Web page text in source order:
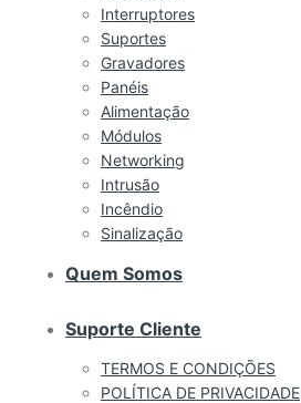
Interruptores
Suportes
Gravadores
Panéis
Alimentação
Módulos
Networking
Intrusão
Incêndio
Sinalização
Quem Somos
Suporte Cliente
TERMOS E CONDIÇÕES
POLÍTICA DE PRIVACIDADE